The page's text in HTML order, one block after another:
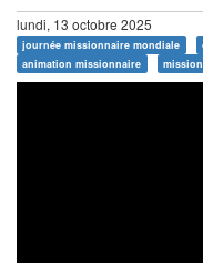
lundi, 13 octobre 2025
journée missionnaire mondiale
animation missionnaire